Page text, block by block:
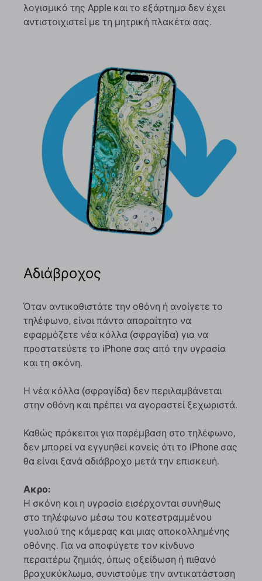
λογισμικό της Apple και το εξάρτημα δεν έχει
αντιστοιχιστεί με τη μητρική πλακέτα σας.
Αδιάβροχος
Όταν αντικαθιστάτε την οθόνη ή ανοίγετε το
τηλέφωνο, είναι πάντα απαραίτητο να
εφαρμόζετε νέα κόλλα (σφραγίδα) για να
προστατεύετε το iPhone σας από την υγρασία
και τη σκόνη.
Η νέα κόλλα (σφραγίδα) δεν περιλαμβάνεται
στην οθόνη και πρέπει να αγοραστεί ξεχωριστά.
Καθώς πρόκειται για παρέμβαση στο τηλέφωνο,
δεν μπορεί να εγγυηθεί κανείς ότι το iPhone σας
θα είναι ξανά αδιάβροχο μετά την επισκευή.
Ακρο:
Η σκόνη και η υγρασία εισέρχονται συνήθως
στο τηλέφωνο μέσω του κατεστραμμένου
γυαλιού της κάμερας και μιας αποκολλημένης
οθόνης. Για να αποφύγετε τον κίνδυνο
περαιτέρω ζημιάς, όπως οξείδωση ή πιθανό
βραχυκύκλωμα, συνιστούμε την αντικατάσταση